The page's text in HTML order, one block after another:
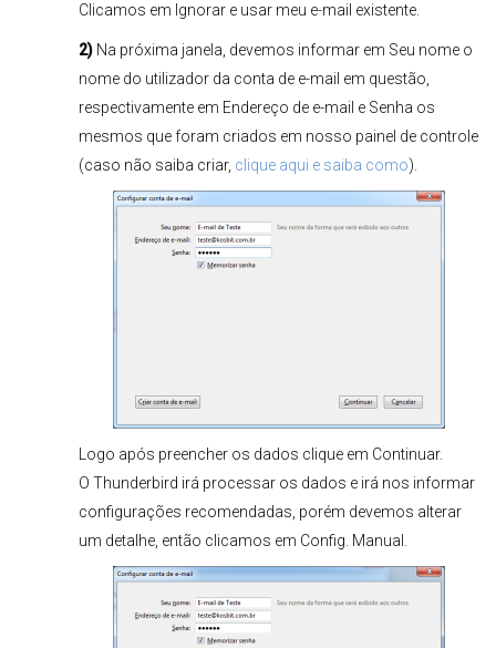
Clicamos em Ignorar e usar meu e-mail existente.
2) Na próxima janela, devemos informar em Seu nome o
nome do utilizador da conta de e-mail em questão,
respectivamente em Endereço de e-mail e Senha os
mesmos que foram criados em nosso painel de controle
(caso não saiba criar, clique aqui e saiba como).
Logo após preencher os dados clique em Continuar.
O Thunderbird irá processar os dados e irá nos informar
configurações recomendadas, porém devemos alterar
um detalhe, então clicamos em Config. Manual.